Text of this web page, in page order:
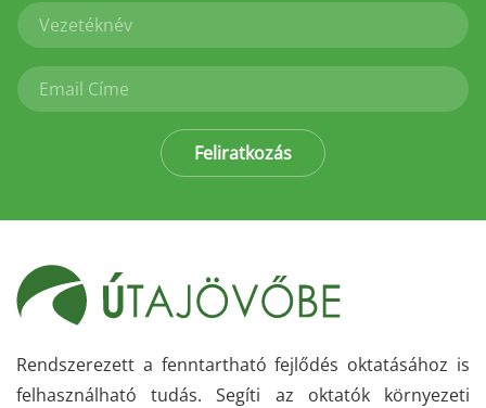
Feliratkozás
Rendszerezett a fenntartható fejlődés oktatásához is
felhasználható tudás. Segíti az oktatók környezeti